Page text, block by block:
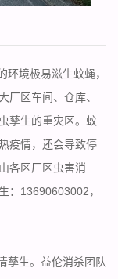
境极易滋生蚊蝇，
厂区车间、仓库、
孳生的重灾区。蚊
疫情，还会导致停
各区厂区虫害消
：13690603002，
孳生。益伦消杀团队